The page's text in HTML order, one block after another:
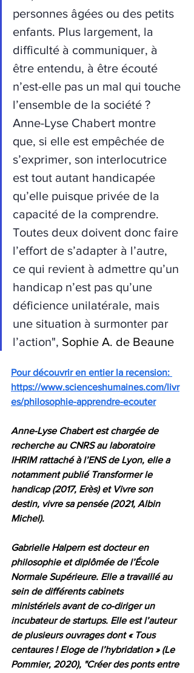
personnes âgées ou des petits
enfants. Plus largement, la
difficulté à communiquer, à
être entendu, à être écouté
n’est-elle pas un mal qui touche
l’ensemble de la société ?
Anne-Lyse Chabert montre
que, si elle est empêchée de
s’exprimer, son interlocutrice
est tout autant handicapée
qu’elle puisque privée de la
capacité de la comprendre.
Toutes deux doivent donc faire
l’effort de s’adapter à l’autre,
ce qui revient à admettre qu’un
handicap n’est pas qu’une
déficience unilatérale, mais
une situation à surmonter par
l’action", Sophie A. de Beaune
Pour découvrir en entier la recension:
https://www.scienceshumaines.com/livr
es/philosophie-apprendre-ecouter
Anne-Lyse Chabert est chargée de
recherche au CNRS au laboratoire
IHRIM rattaché à l’ENS de Lyon, elle a
notamment publié Transformer le
handicap (2017, Erès) et Vivre son
destin, vivre sa pensée (2021, Albin
Michel).
Gabrielle Halpern est docteur en
philosophie et diplômée de l’École
Normale Supérieure. Elle a travaillé au
sein de différents cabinets
ministériels avant de co-diriger un
incubateur de startups. Elle est l’auteur
de plusieurs ouvrages dont « Tous
centaures ! Eloge de l’hybridation » (Le
Pommier, 2020), "Créer des ponts entre